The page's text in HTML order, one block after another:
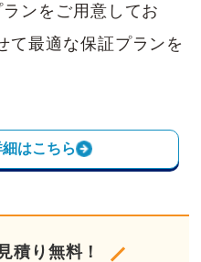
ンをご用意してお
て最適な保証プランを
はこちら
積り無料！